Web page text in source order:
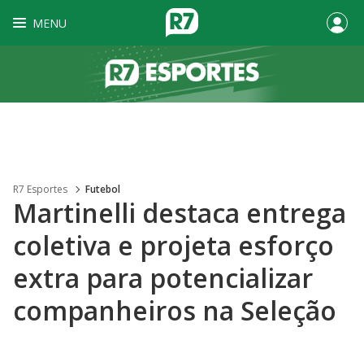
MENU
R7 Esportes Futebol
Martinelli destaca entrega
coletiva e projeta esforço
extra para potencializar
companheiros na Seleção